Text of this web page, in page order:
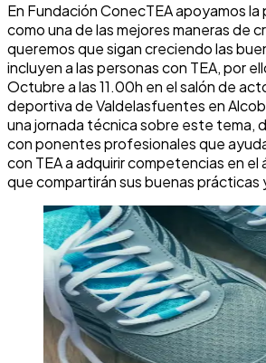
En Fundación ConecTEA apoyamos
como una de las mejores maneras de
queremos que sigan creciendo las
incluyen a las personas con TEA, por
Octubre a las 11.00h en el salón de
deportiva de Valdelasfuentes en
una jornada técnica sobre este tema,
con ponentes profesionales que
con TEA a adquirir competencias en
que compartirán sus buenas prácticas